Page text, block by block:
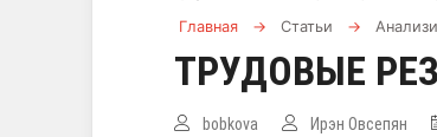
Главная → Статьи →
ТРУДОВЫЕ
bobkova Ирэн Овсепян